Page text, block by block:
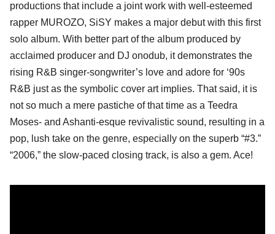
productions that include a joint work with well-esteemed
rapper MUROZO, SiSY makes a major debut with this first
solo album. With better part of the album produced by
acclaimed producer and DJ onodub, it demonstrates the
rising R&B singer-songwriter’s love and adore for ‘90s
R&B just as the symbolic cover art implies. That said, it is
not so much a mere pastiche of that time as a Teedra
Moses- and Ashanti-esque revivalistic sound, resulting in a
pop, lush take on the genre, especially on the superb “#3.”
“2006,” the slow-paced closing track, is also a gem. Ace!